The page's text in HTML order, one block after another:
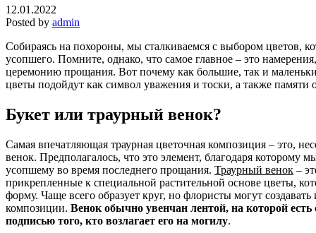
12.01.2022
Posted by admin
Собираясь на похороны, мы сталкиваемся с выбором цветов,
усопшего. Помните, однако, что самое главное – это
церемонию прощания. Вот почему как большие, так и
цветы подойдут как символ уважения и тоски, а также памяти
Букет или траурный венок?
Самая впечатляющая траурная цветочная композиция – это,
венок. Предполагалось, что это элемент, благодаря которому
усопшему во время последнего прощания. Траурный венок –
прикрепленные к специальной растительной основе цветы,
форму. Чаще всего образует круг, но флористы могут
композиции. Венок обычно увенчан лентой, на которой
подписью того, кто возлагает его на могилу.